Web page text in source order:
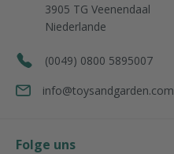
3905 TG Veenendaal
Niederlande
(0049) 0800 5895007
info@toysandgarden.com
Folge uns